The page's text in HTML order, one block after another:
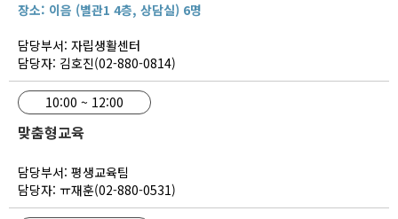
장소: 이음 (별관1 4층, 상담실) 6명
담당부서: 자립생활센터
담당자: 김호진(02-880-0814)
10:00 ~ 12:00
맞춤형교육
담당부서: 평생교육팀
담당자: ㅠ재훈(02-880-0531)